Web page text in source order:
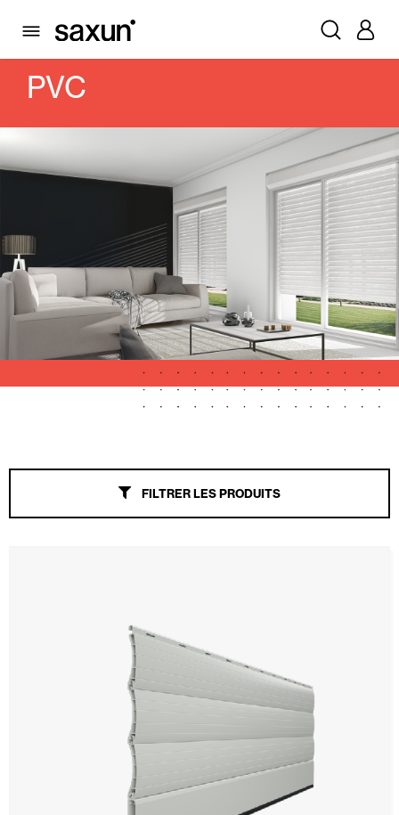
PRODUITS VOLETS ROULANTS ET CAISSONS
LAMES
PVC
Pergolas
Volets Battants Pliables et Brises Soleil
Rideaux et stores
Rideaux de Verre
Alicantines et Rideaux PVC
Maison intelligente et automatisation
Panneaux muraux et plafonds
FILTRER LES PRODUITS